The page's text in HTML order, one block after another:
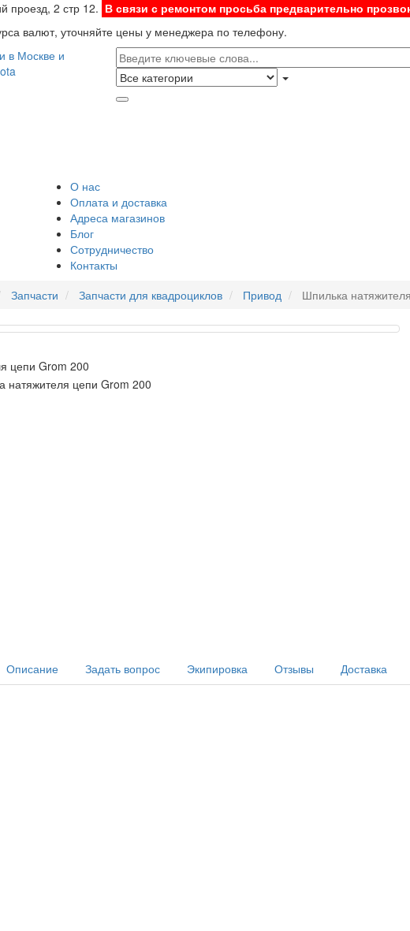
проезд, 2 стр 12. В связи с ремонтом просьба предварительно
валют, уточняйте цены у менеджера по телефону.
О нас
Оплата и доставка
Адреса магазинов
Блог
Сотрудничество
Контакты
Запчасти Запчасти для квадроциклов Привод Шпилька
Описание Задать вопрос Экипировка Отзывы Доставка